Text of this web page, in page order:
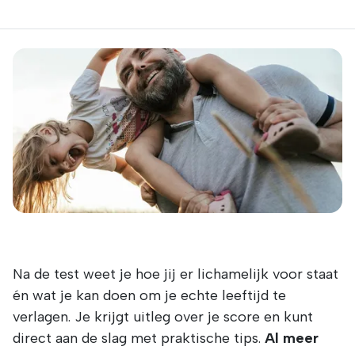
Na de test weet je hoe jij er lichamelijk voor staat
én wat je kan doen om je echte leeftijd te
verlagen. Je krijgt uitleg over je score en kunt
direct aan de slag met praktische tips. Al meer